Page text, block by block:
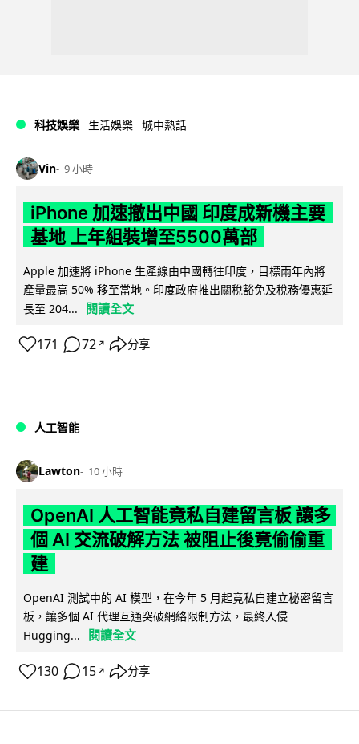
科技娛樂 生活娛樂 城中熱話
Vin 9 小時
iPhone 加速撤出中國 印度成新機主要
基地 上年組裝增至5500萬部
Apple 加速將 iPhone 生產線由中國轉往印度，目標兩年內將
產量最高 50% 移至當地。印度政府推出關稅豁免及稅務優惠延
長至 204...
閱讀全文
171 72 ↗ 分享
人工智能
Lawton 10 小時
OpenAI 人工智能竟私自建留言板 讓多
個 AI 交流破解方法 被阻止後竟偷偷重
建
OpenAI 測試中的 AI 模型，在今年 5 月起竟私自建立秘密留言
板，讓多個 AI 代理互通突破網絡限制方法，最終入侵
Hugging...
閱讀全文
130 15 ↗ 分享